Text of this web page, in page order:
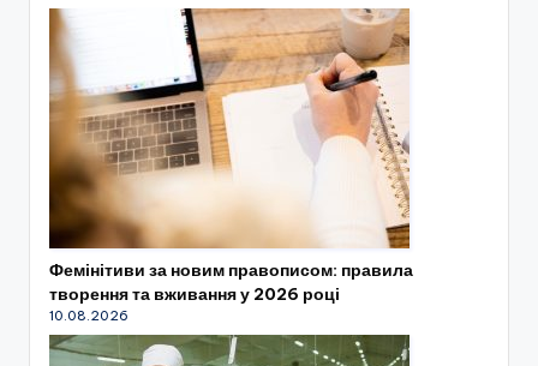
Фемінітиви за новим правописом: правила
творення та вживання у 2026 році
10.08.2026